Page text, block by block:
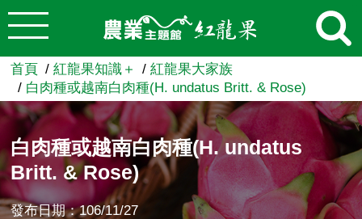
跳到主要內容
農業知識入口網
首頁 紅龍果知識＋
紅龍果大家族
白肉種或越南白肉種(H. undatus Britt. & Rose)
白肉種或越南白肉種(H. undatus
Britt. & Rose)
發布日期：106/11/27